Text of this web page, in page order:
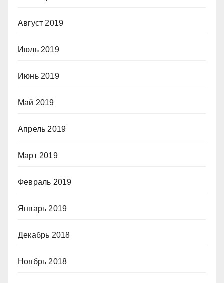
Август 2019
Июль 2019
Июнь 2019
Май 2019
Апрель 2019
Март 2019
Февраль 2019
Январь 2019
Декабрь 2018
Ноябрь 2018